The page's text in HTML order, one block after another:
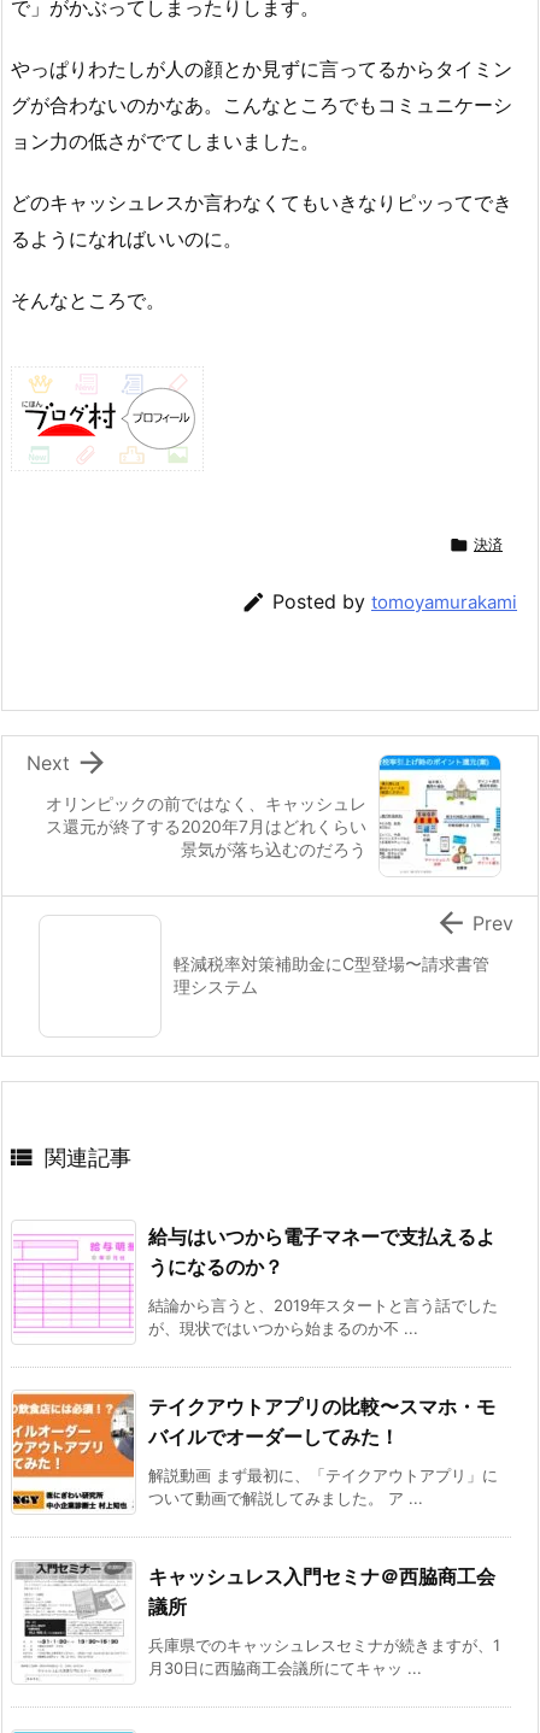
で」がかぶってしまったりします。
やっぱりわたしが人の顔とか見ずに言ってるからタイミン
グが合わないのかなあ。こんなところでもコミュニケーシ
ョン力の低さがでてしまいました。
どのキャッシュレスか言わなくてもいきなりピッってでき
るようになればいいのに。
そんなところで。
 決済
 Posted by tomoyamurakami
オリンピックの前ではなく、キャッシュレ
ス還元が終了する2020年7月はどれくらい
景気が落ち込むのだろう

Next
軽減税率対策補助金にC型登場〜請求書管
理システム
 Prev
 関連記事
給与はいつから電子マネーで支払えるよ
うになるのか？
結論から言うと、2019年スタートと言う話でした
が、現状ではいつから始まるのか不 ...
テイクアウトアプリの比較〜スマホ・モ
バイルでオーダーしてみた！
解説動画 まず最初に、「テイクアウトアプリ」に
ついて動画で解説してみました。 ア ...
キャッシュレス入門セミナ＠西脇商工会
議所
兵庫県でのキャッシュレスセミナが続きますが、1
月30日に西脇商工会議所にてキャッ ...